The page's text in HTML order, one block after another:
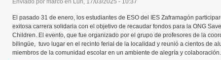
Enviado por marco en Lun, 17/03/2025 - 10:37
El pasado 31 de enero, los estudiantes de ESO del IES Zaframagón
exitosa carrera solidaria con el objetivo de recaudar fondos para la ONG
Children. El evento, que fue organizado por el grupo de profesores de la
bilingüe, tuvo lugar en el recinto ferial de la localidad y reunió a cientos de
miembros de la comunidad escolar en un ambiente de alegría y colaboración.